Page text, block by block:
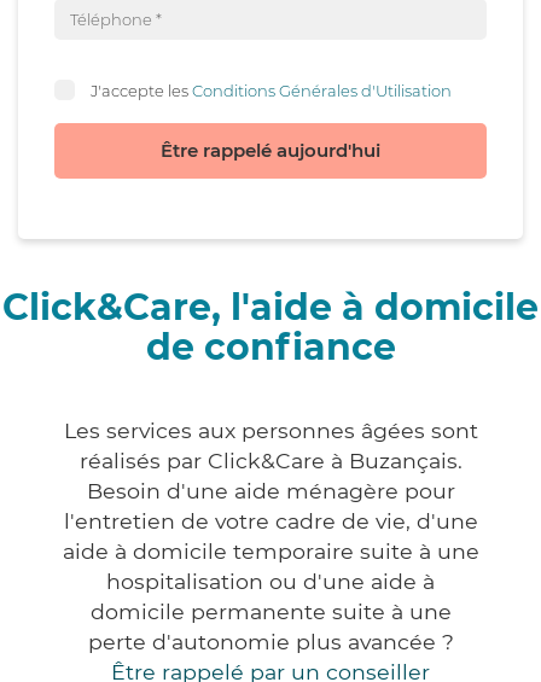
J'accepte lesConditions Générales d'Utilisation
Être rappelé aujourd'hui
Click&Care, l'aide à domicile
de confiance
Les services aux personnes âgées sont
réalisés par Click&Care à Buzançais.
Besoin d'une aide ménagère pour
l'entretien de votre cadre de vie, d'une
aide à domicile temporaire suite à une
hospitalisation ou d'une aide à
domicile permanente suite à une
perte d'autonomie plus avancée ?
Être rappelé par un conseiller